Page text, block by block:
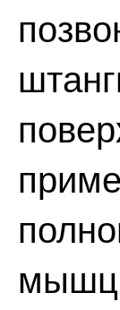
мышц